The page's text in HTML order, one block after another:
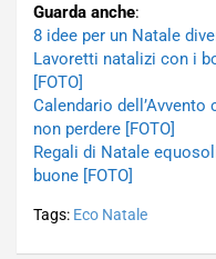
Guarda anche:
8 idee per un Natale
Lavoretti natalizi con i
[FOTO]
Calendario
non perdere [FOTO]
Regali di Natale
buone [FOTO]
Tags: Eco Natale